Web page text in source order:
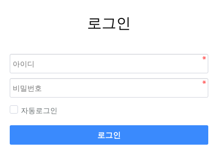
로그인
자동로그인
로그인